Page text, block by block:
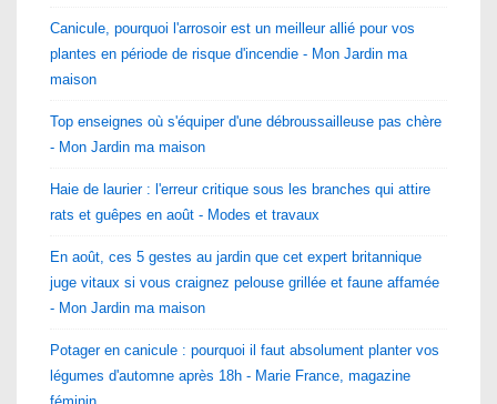
Canicule, pourquoi l'arrosoir est un meilleur allié pour vos
plantes en période de risque d'incendie - Mon Jardin ma
maison
Top enseignes où s'équiper d'une débroussailleuse pas chère
- Mon Jardin ma maison
Haie de laurier : l'erreur critique sous les branches qui attire
rats et guêpes en août - Modes et travaux
En août, ces 5 gestes au jardin que cet expert britannique
juge vitaux si vous craignez pelouse grillée et faune affamée
- Mon Jardin ma maison
Potager en canicule : pourquoi il faut absolument planter vos
légumes d'automne après 18h - Marie France, magazine